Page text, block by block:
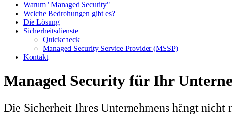
Warum "Managed Security"
Welche Bedrohungen gibt es?
Die Lösung
Sicherheitsdienste
Quickcheck
Managed Security Service Provider (MSSP)
Kontakt
Managed Security für Ihr
Die Sicherheit Ihres Unternehmens hängt nicht